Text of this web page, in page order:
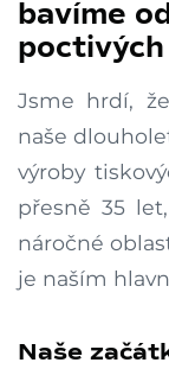
bavíme
Jsme hrdí,
naše
výroby
přesně 35
náročné
je naším
Naše